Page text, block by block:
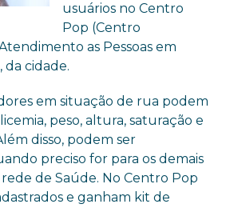
usuários no Centro
Pop (Centro
as Pessoas em
da cidade.
em situação de rua podem
peso, altura, saturação e
disso, podem ser
preciso for para os demais
de Saúde. No Centro Pop
e ganham kit de